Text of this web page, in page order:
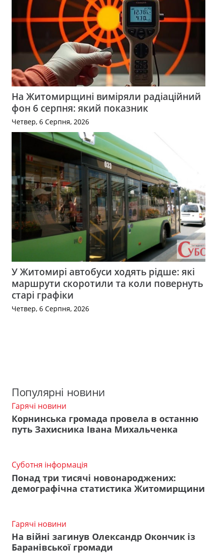
На Житомирщині виміряли радіаційний
фон 6 серпня: який показник
Четвер, 6 Серпня, 2026
У Житомирі автобуси ходять рідше: які
маршрути скоротили та коли повернуть
старі графіки
Четвер, 6 Серпня, 2026
Популярні новини
Гарячі новини
Корнинська громада провела в останню
путь Захисника Івана Михальченка
Суботня інформація
Понад три тисячі новонароджених:
демографічна статистика Житомирщини
Гарячі новини
На війні загинув Олександр Окончик із
Баранівської громади